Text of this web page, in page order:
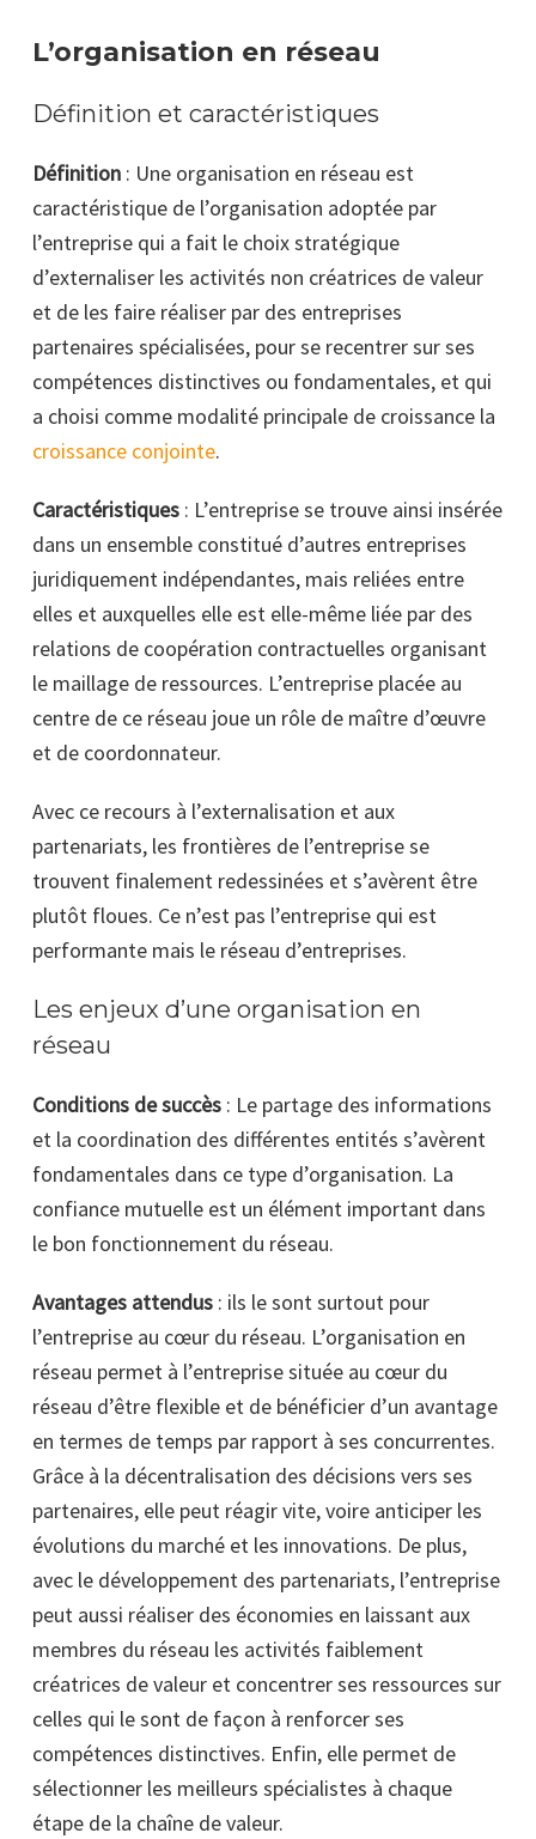
L’organisation en réseau
Définition et caractéristiques
Définition : Une organisation en réseau est
caractéristique de l’organisation adoptée par
l’entreprise qui a fait le choix stratégique
d’externaliser les activités non créatrices de valeur
et de les faire réaliser par des entreprises
partenaires spécialisées, pour se recentrer sur ses
compétences distinctives ou fondamentales, et qui
a choisi comme modalité principale de croissance la
croissance conjointe.
Caractéristiques : L’entreprise se trouve ainsi insérée
dans un ensemble constitué d’autres entreprises
juridiquement indépendantes, mais reliées entre
elles et auxquelles elle est elle-même liée par des
relations de coopération contractuelles organisant
le maillage de ressources. L’entreprise placée au
centre de ce réseau joue un rôle de maître d’œuvre
et de coordonnateur.
Avec ce recours à l’externalisation et aux
partenariats, les frontières de l’entreprise se
trouvent finalement redessinées et s’avèrent être
plutôt floues. Ce n’est pas l’entreprise qui est
performante mais le réseau d’entreprises.
Les enjeux d’une organisation en
réseau
Conditions de succès : Le partage des informations
et la coordination des différentes entités s’avèrent
fondamentales dans ce type d’organisation. La
confiance mutuelle est un élément important dans
le bon fonctionnement du réseau.
Avantages attendus : ils le sont surtout pour
l’entreprise au cœur du réseau. L’organisation en
réseau permet à l’entreprise située au cœur du
réseau d’être flexible et de bénéficier d’un avantage
en termes de temps par rapport à ses concurrentes.
Grâce à la décentralisation des décisions vers ses
partenaires, elle peut réagir vite, voire anticiper les
évolutions du marché et les innovations. De plus,
avec le développement des partenariats, l’entreprise
peut aussi réaliser des économies en laissant aux
membres du réseau les activités faiblement
créatrices de valeur et concentrer ses ressources sur
celles qui le sont de façon à renforcer ses
compétences distinctives. Enfin, elle permet de
sélectionner les meilleurs spécialistes à chaque
étape de la chaîne de valeur.